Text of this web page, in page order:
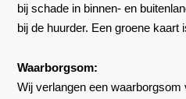
bij schade in binnen- en
bij de huurder. Een groene kaart
Waarborgsom:
Wij verlangen een